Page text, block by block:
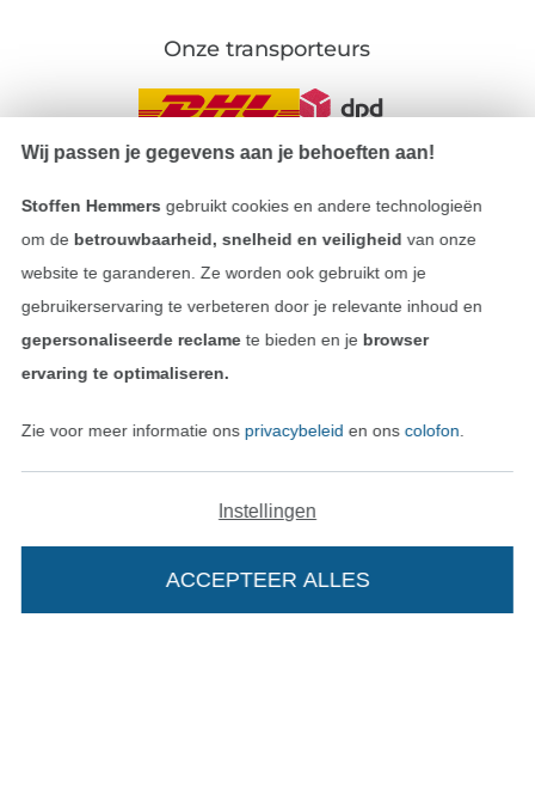
Onze transporteurs
Colofon
Algemene voorwaarden
Recht op retournering
Wissel naar de Duitse shop
Wij passen je gegevens aan je behoeften aan!
Stoffen Hemmers gebruikt cookies en andere technologieën
om de betrouwbaarheid, snelheid en veiligheid van onze
website te garanderen. Ze worden ook gebruikt om je
gebruikerservaring te verbeteren door je relevante inhoud en
gepersonaliseerde reclamete bieden en je browser
ervaring te optimaliseren.
Zie voor meer informatie ons privacybeleid en ons colofon
Instellingen
ACCEPTEER ALLES